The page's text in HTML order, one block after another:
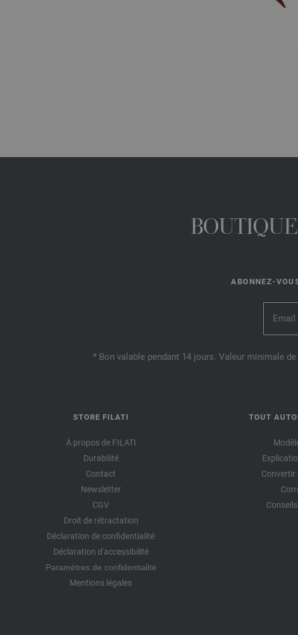
ABONNEZ-
* Bon valable pendant 14 jours. Valeur minimale
STORE FILATI
À propos de FILATI
Durabilité
Contact
Newsletter
CGV
Droit de rétractation
Déclaration de confidentialité
Déclaration d'accessibilité
Paramètres de confidentialité
Mentions légales
TOUT
Convertir